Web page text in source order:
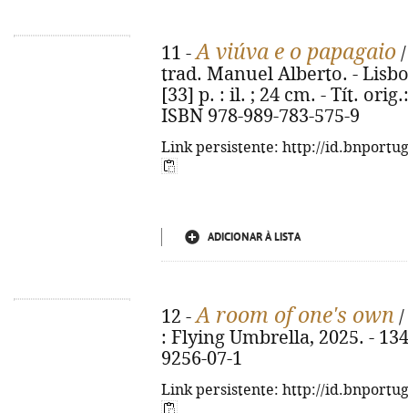
11 -A viúva e o papagaio
trad. Manuel Alberto. -
[33] p. : il. ; 24 cm. - Tít.
ISBN 978-989-783-575-9
Link persistente: http://
ADICIONAR À LISTA
12 -A room of one's own /
: Flying Umbrella, 2025. -
9256-07-1
Link persistente: http://